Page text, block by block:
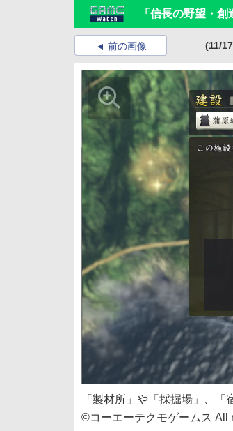
「信長の野望・
前の画像 (11/
「製材所」や「採掘場」、
©コーエーテクモゲームス All